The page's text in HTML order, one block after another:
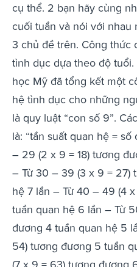
cụ thể. 2 bạn hãy cùng
cuối tuần và nói với nhau
3 chủ đề trên. Công thức
tình dục dựa theo độ
học Mỹ đã tổng kết một
hệ tình dục cho những
là quy luật “con số 9”.
là: “tần suất quan hệ =
– 29 (2 x 9 = 18) tương
– Từ 30 – 39 (3 x 9 = 27)
hệ 7 lần – Từ 40 – 49 (4
tuần quan hệ 6 lần – Từ
đương 4 tuần quan hệ 5
54) tương đương 5 tuần